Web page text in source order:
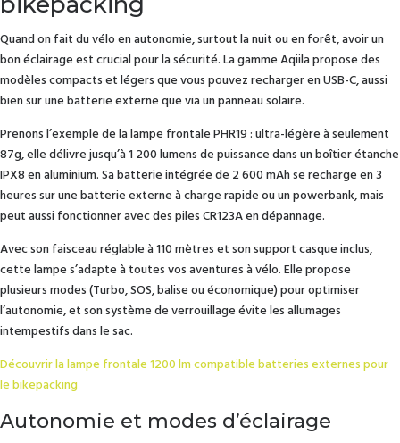
Quand on fait du vélo en autonomie, surtout la nuit ou en forêt, avoir un
bon éclairage est crucial pour la sécurité. La gamme Aqiila propose des
modèles compacts et légers que vous pouvez recharger en USB-C, aussi
bien sur une batterie externe que via un panneau solaire.
Prenons l’exemple de la lampe frontale PHR19 : ultra-légère à seulement
87g, elle délivre jusqu’à 1 200 lumens de puissance dans un boîtier étanche
IPX8 en aluminium. Sa batterie intégrée de 2 600 mAh se recharge en 3
heures sur une batterie externe à charge rapide ou un powerbank, mais
peut aussi fonctionner avec des piles CR123A en dépannage.
Avec son faisceau réglable à 110 mètres et son support casque inclus,
cette lampe s’adapte à toutes vos aventures à vélo. Elle propose
plusieurs modes (Turbo, SOS, balise ou économique) pour optimiser
l’autonomie, et son système de verrouillage évite les allumages
intempestifs dans le sac.
Découvrir la lampe frontale 1200 lm compatible batteries externes pour
le bikepacking
Autonomie et modes d’éclairage